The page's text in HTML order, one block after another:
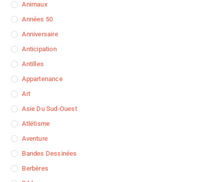
Animaux
Années 50
Anniversaire
Anticipation
Antilles
Appartenance
Art
Asie Du Sud-Ouest
Atlétisme
Aventure
Bandes Dessinées
Berbères